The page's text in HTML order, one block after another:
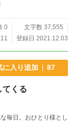
0
文字数 37,555
登録日 2021.12.03
に入り追加 87
てくる
毎日。おひとり様とし